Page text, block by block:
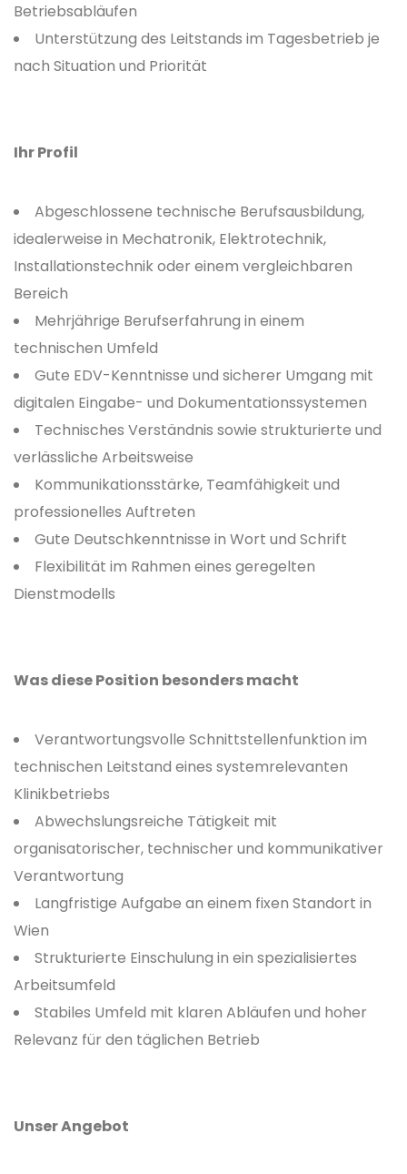
Betriebsabläufen
Unterstützung des Leitstands im Tagesbetrieb je
nach Situation und Priorität
Ihr Profil
Abgeschlossene technische Berufsausbildung,
idealerweise in Mechatronik, Elektrotechnik,
Installationstechnik oder einem vergleichbaren
Bereich
Mehrjährige Berufserfahrung in einem
technischen Umfeld
Gute EDV-Kenntnisse und sicherer Umgang mit
digitalen Eingabe- und Dokumentationssystemen
Technisches Verständnis sowie strukturierte und
verlässliche Arbeitsweise
Kommunikationsstärke, Teamfähigkeit und
professionelles Auftreten
Gute Deutschkenntnisse in Wort und Schrift
Flexibilität im Rahmen eines geregelten
Dienstmodells
Was diese Position besonders macht
Verantwortungsvolle Schnittstellenfunktion im
technischen Leitstand eines systemrelevanten
Klinikbetriebs
Abwechslungsreiche Tätigkeit mit
organisatorischer, technischer und kommunikativer
Verantwortung
Langfristige Aufgabe an einem fixen Standort in
Wien
Strukturierte Einschulung in ein spezialisiertes
Arbeitsumfeld
Stabiles Umfeld mit klaren Abläufen und hoher
Relevanz für den täglichen Betrieb
Unser Angebot